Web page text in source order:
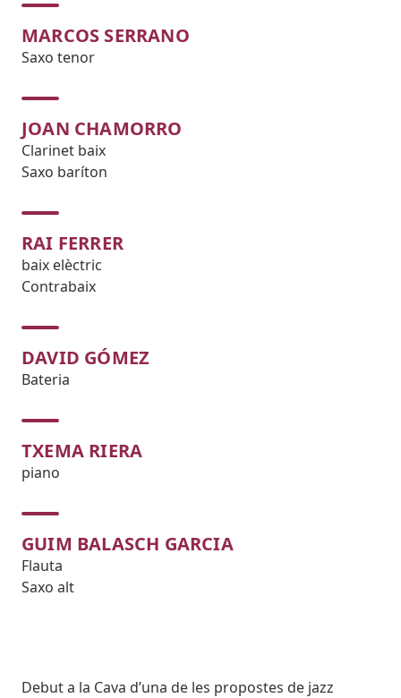
MARCOS SERRANO
Saxo tenor
JOAN CHAMORRO
Clarinet baix
Saxo baríton
RAI FERRER
baix elèctric
Contrabaix
DAVID GÓMEZ
Bateria
TXEMA RIERA
piano
GUIM BALASCH GARCIA
Flauta
Saxo alt
Body
Debut a la Cava d’una de les propostes de jazz